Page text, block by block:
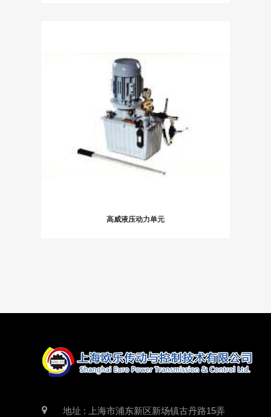
高威液压动力单元
地址 : 上海市浦东新区新场镇古丹路15弄